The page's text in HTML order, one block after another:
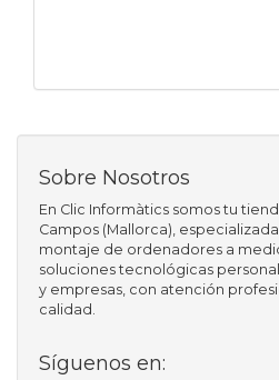
Sobre Nosotros
En Clic Informàtics somos tu
Campos (Mallorca),
montaje de ordenadores a
soluciones tecnológicas
y empresas, con atención
calidad.
Síguenos en: